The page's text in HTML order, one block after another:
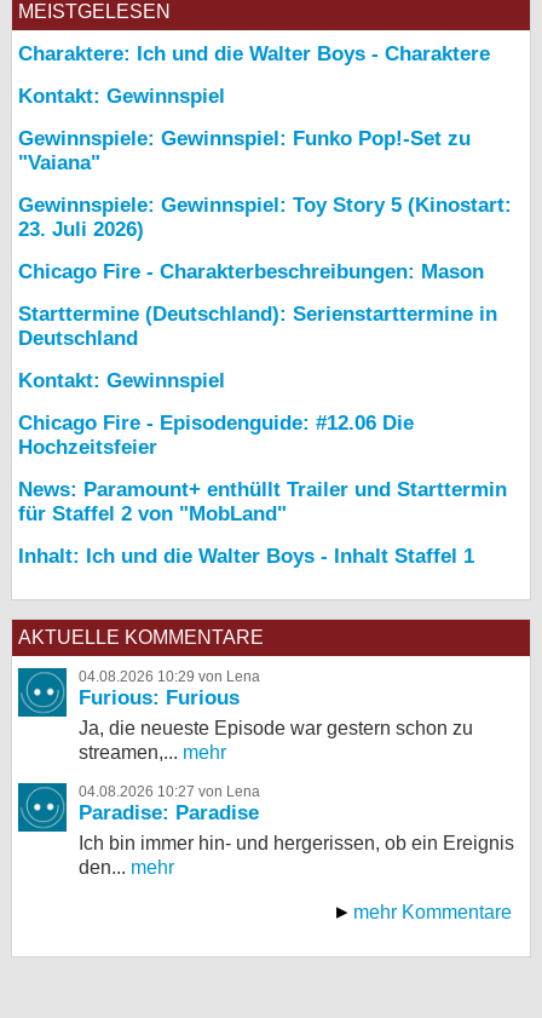
MEISTGELESEN
Charaktere: Ich und die Walter Boys - Charaktere
Kontakt: Gewinnspiel
Gewinnspiele: Gewinnspiel: Funko Pop!-Set zu
"Vaiana"
Gewinnspiele: Gewinnspiel: Toy Story 5 (Kinostart:
23. Juli 2026)
Chicago Fire - Charakterbeschreibungen: Mason
Starttermine (Deutschland): Serienstarttermine in
Deutschland
Kontakt: Gewinnspiel
Chicago Fire - Episodenguide: #12.06 Die
Hochzeitsfeier
News: Paramount+ enthüllt Trailer und Starttermin
für Staffel 2 von "MobLand"
Inhalt: Ich und die Walter Boys - Inhalt Staffel 1
AKTUELLE KOMMENTARE
04.08.2026 10:29 von Lena
Furious: Furious
Ja, die neueste Episode war gestern schon zu
streamen,... mehr
04.08.2026 10:27 von Lena
Paradise: Paradise
Ich bin immer hin- und hergerissen, ob ein Ereignis
den... mehr
mehr Kommentare